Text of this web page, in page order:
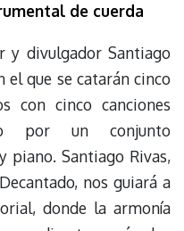
de cuerda
y divulgador Santiago
el que se catarán cinco
con cinco canciones
por un conjunto
piano. Santiago Rivas,
nos guiará a
donde la armonía